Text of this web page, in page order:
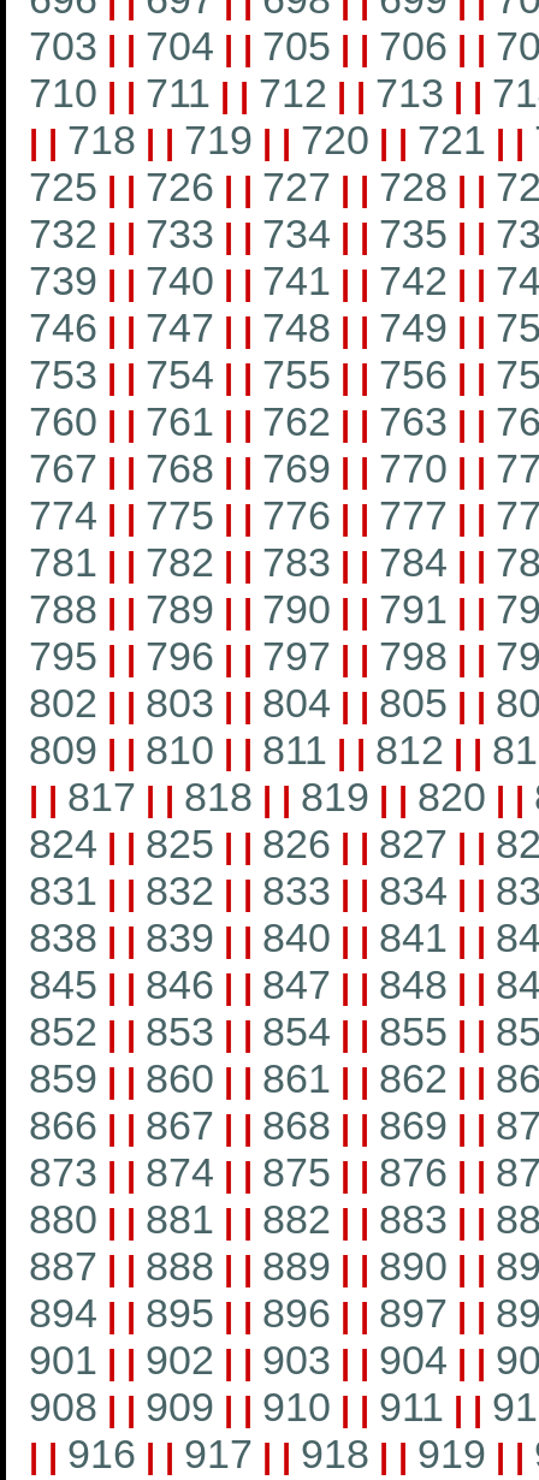
703 | | 704 | | 705 | | 706 | |
710 | | 711 | | 712 | | 713 | |
| | 718 | | 719 | | 720 | | 721 | |
725 | | 726 | | 727 | | 728 | |
732 | | 733 | | 734 | | 735 | |
739 | | 740 | | 741 | | 742 | |
746 | | 747 | | 748 | | 749 | |
753 | | 754 | | 755 | | 756 | |
760 | | 761 | | 762 | | 763 | |
767 | | 768 | | 769 | | 770 | |
774 | | 775 | | 776 | | 777 | |
781 | | 782 | | 783 | | 784 | |
788 | | 789 | | 790 | | 791 | |
795 | | 796 | | 797 | | 798 | |
802 | | 803 | | 804 | | 805 | |
809 | | 810 | | 811 | | 812 | |
| | 817 | | 818 | | 819 | | 820 | |
824 | | 825 | | 826 | | 827 | |
831 | | 832 | | 833 | | 834 | |
838 | | 839 | | 840 | | 841 | |
845 | | 846 | | 847 | | 848 | |
852 | | 853 | | 854 | | 855 | |
859 | | 860 | | 861 | | 862 | |
866 | | 867 | | 868 | | 869 | |
873 | | 874 | | 875 | | 876 | |
880 | | 881 | | 882 | | 883 | |
887 | | 888 | | 889 | | 890 | |
894 | | 895 | | 896 | | 897 | |
901 | | 902 | | 903 | | 904 | |
908 | | 909 | | 910 | | 911 | |
| | 916 | | 917 | | 918 | | 919 | |